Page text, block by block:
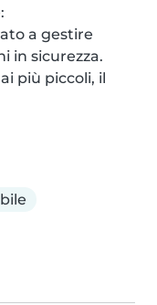
a gestire
in sicurezza.
più piccoli, il